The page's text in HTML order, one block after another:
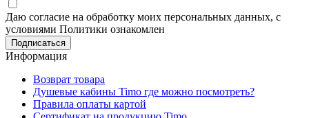
Даю согласие на обработку моих персональных данных, с
условиями Политики ознакомлен
Информация
Возврат товара
Душевые кабины Timo где можно посмотреть?
Правила оплаты картой